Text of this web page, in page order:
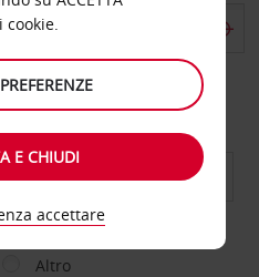
diversa
AL GIORNO
Altro
cookie.
E CHIUDI
accettare